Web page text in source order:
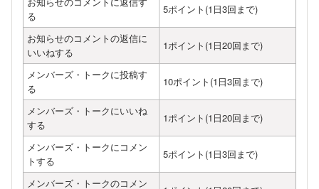
る
5ポイント(1日3回まで)
お知らせのコメントの返信に
いいねする
1ポイント(1日20回まで)
メンバーズ・トークに投稿す
る
10ポイント(1日3回まで)
メンバーズ・トークにいいね
する
1ポイント(1日20回まで)
メンバーズ・トークにコメン
トする
5ポイント(1日3回まで)
メンバーズ・トークのコメン